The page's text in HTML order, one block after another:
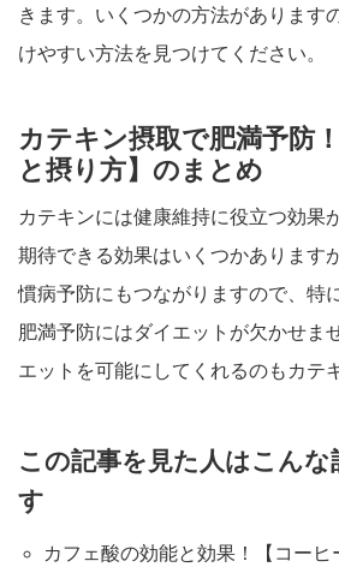
きます。いくつかの方法があります
けやすい方法を見つけてください。
カテキン摂取で肥満予防
と摂り方】のまとめ
カテキンには健康維持に役立つ効果
期待できる効果はいくつかあります
慣病予防にもつながりますので、特
肥満予防にはダイエットが欠かせま
エットを可能にしてくれるのもカテ
この記事を見た人はこんな
す
カフェ酸の効能と効果！【コーヒ